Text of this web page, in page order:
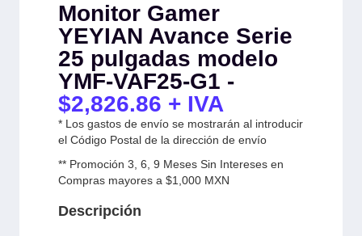
Monitor Gamer
YEYIAN Avance Serie
25 pulgadas modelo
YMF-VAF25-G1 -
$2,826.86 + IVA
* Los gastos de envío se mostrarán al introducir
el Código Postal de la dirección de envío
** Promoción 3, 6, 9 Meses Sin Intereses en
Compras mayores a $1,000 MXN
Descripción